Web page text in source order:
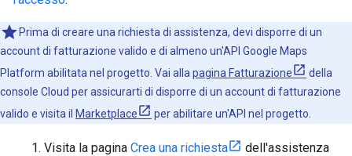
Prima di creare una richiesta di assistenza, devi disporre di un
account di fatturazione valido e di almeno un'API Google Maps
Platform abilitata nel progetto. Vai alla pagina Fatturazione
della
console Cloud per assicurarti di disporre di un account di fatturazione
valido e visita il Marketplace per abilitare un'API nel progetto.
Visita la pagina Crea una richiesta
dell'assistenza